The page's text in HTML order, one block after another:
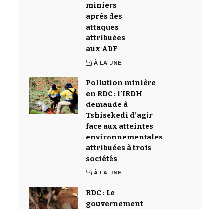
miniers
après des
attaques
attribuées
aux ADF
À LA UNE
Pollution minière
en RDC : l’IRDH
demande à
Tshisekedi d’agir
face aux atteintes
environnementales
attribuées à trois
sociétés
À LA UNE
RDC : Le
gouvernement